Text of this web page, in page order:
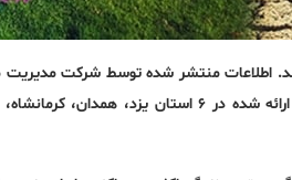
اطلاعات منتشر شده توسط شركت مديريت
كاهش حدود 50درصدي ورودي آب به سدهاي ایران است. بر اساس آمارهای